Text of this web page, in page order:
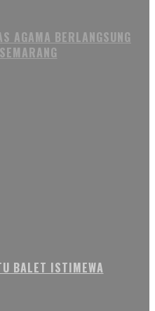
AGAMA BERLANGSUNG
BALET ISTIMEWA